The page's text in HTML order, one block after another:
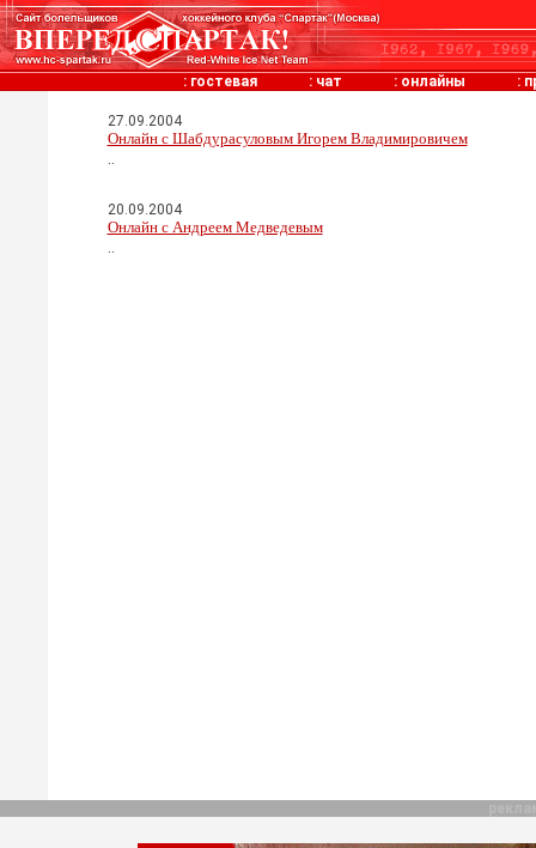
: гостевая : чат : онлайны :
27.09.2004
Онлайн с Шабдурасуловым Игорем Владимировичем
20.09.2004
Онлайн с Андреем Медведевым